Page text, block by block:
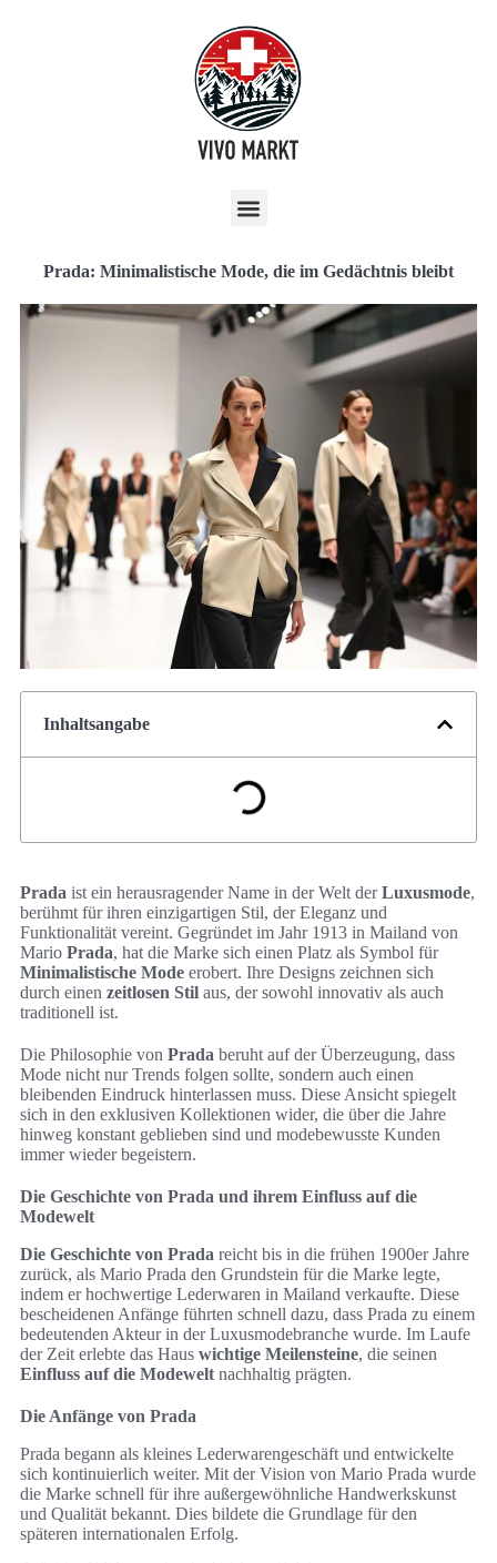
Prada: Minimalistische Mode, die im Gedächtnis bleibt
Inhaltsangabe
Prada ist ein herausragender Name in der Welt derLuxusmode,
berühmt für ihren einzigartigen Stil, der Eleganz und
Funktionalität vereint. Gegründet im Jahr 1913 in Mailand von
Mario Prada, hat die Marke sich einen Platz als Symbol für
Minimalistische Mode erobert. Ihre Designs zeichnen sich
durch einen zeitlosen Stil aus, der sowohl innovativ als auch
traditionell ist.
Die Philosophie von Prada beruht auf der Überzeugung, dass
Mode nicht nur Trends folgen sollte, sondern auch einen
bleibenden Eindruck hinterlassen muss. Diese Ansicht spiegelt
sich in den exklusiven Kollektionen wider, die über die Jahre
hinweg konstant geblieben sind und modebewusste Kunden
immer wieder begeistern.
Die Geschichte von Prada und ihrem Einfluss auf die
Modewelt
Die Geschichte von Prada reicht bis in die frühen 1900er Jahre
zurück, als Mario Prada den Grundstein für die Marke legte,
indem er hochwertige Lederwaren in Mailand verkaufte. Diese
bescheidenen Anfänge führten schnell dazu, dass Prada zu einem
bedeutenden Akteur in der Luxusmodebranche wurde. Im Laufe
der Zeit erlebte das Haus wichtige Meilensteine, die seinen
Einfluss auf die Modewelt nachhaltig prägten.
Die Anfänge von Prada
Prada begann als kleines Lederwarengeschäft und entwickelte
sich kontinuierlich weiter. Mit der Vision von Mario Prada wurde
die Marke schnell für ihre außergewöhnliche Handwerkskunst
und Qualität bekannt. Dies bildete die Grundlage für den
späteren internationalen Erfolg.